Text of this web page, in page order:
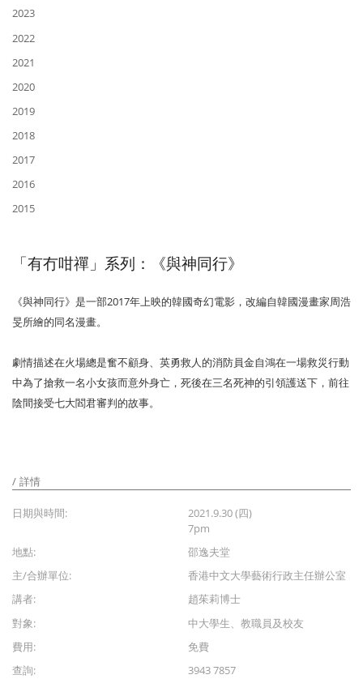
2023
2022
2021
2020
2019
2018
2017
2016
2015
「有冇咁禪」系列：《與神同行》
《與神同行》是一部2017年上映的韓國奇幻電影，改編自韓國漫畫家周浩
旻所繪的同名漫畫。
劇情描述在火場總是奮不顧身、英勇救人的消防員金自鴻在一場救災行動
中為了搶救一名小女孩而意外身亡，死後在三名死神的引領護送下，前往
陰間接受七大閻君審判的故事。
詳情
日期與時間:
2021.9.30 (四)
7pm
地點:
邵逸夫堂
主/合辦單位:
香港中文大學藝術行政主任辦公室
講者:
趙茱莉博士
對象:
中大學生、教職員及校友
費用:
免費
查詢:
3943 7857